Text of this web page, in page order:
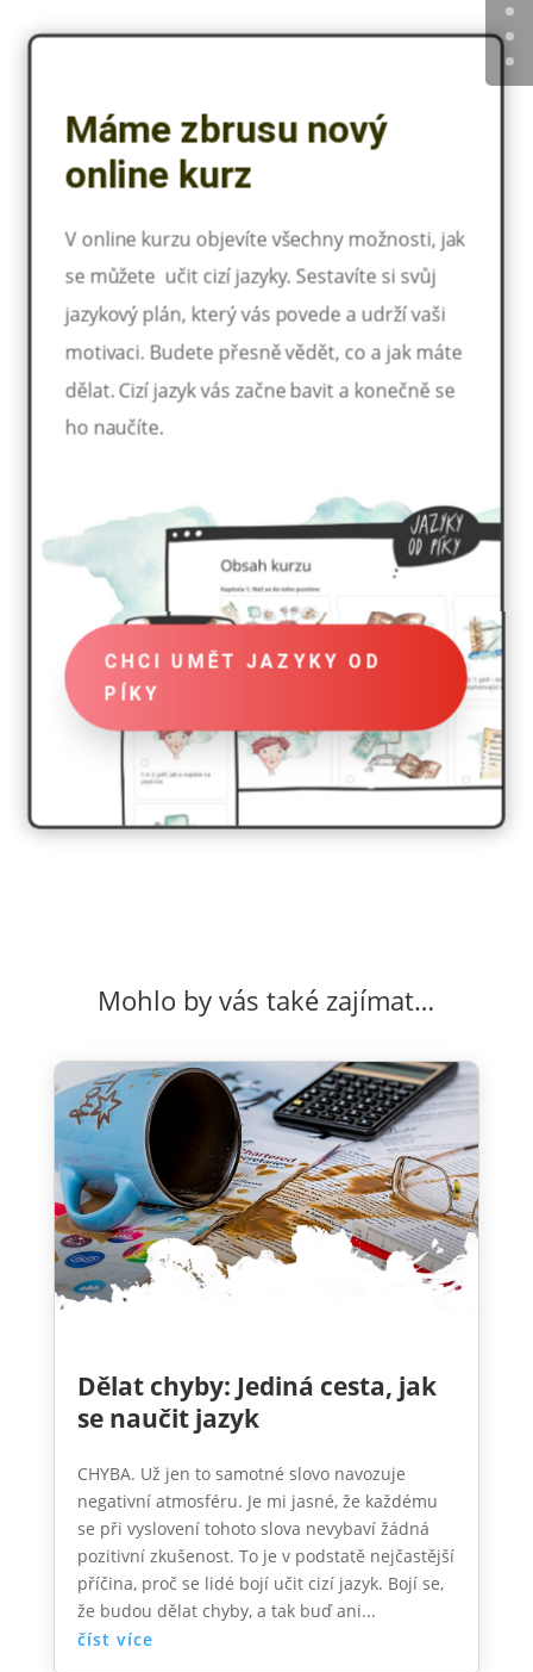
Máme zbrusu nový
online kurz
V online kurzu objevíte všechny možnosti, jak
se můžete učit cizí jazyky. Sestavíte si svůj
jazykový plán, který vás povede a udrží vaši
motivaci. Budete přesně vědět, co a jak máte
dělat. Cizí jazyk vás začne bavit a konečně se
ho naučíte.
CHCI UMĚT JAZYKY OD
PÍKY
Mohlo by vás také zajímat…
Dělat chyby: Jediná cesta, jak
se naučit jazyk
CHYBA. Už jen to samotné slovo navozuje
negativní atmosféru. Je mi jasné, že každému
se při vyslovení tohoto slova nevybaví žádná
pozitivní zkušenost. To je v podstatě nejčastější
příčina, proč se lidé bojí učit cizí jazyk. Bojí se,
že budou dělat chyby, a tak buď ani...
číst více